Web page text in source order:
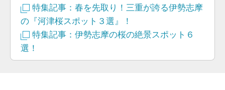
特集記事：春を先取り！三重が誇る伊勢志摩
の『河津桜スポット３選』！
特集記事：伊勢志摩の桜の絶景スポット６
選！